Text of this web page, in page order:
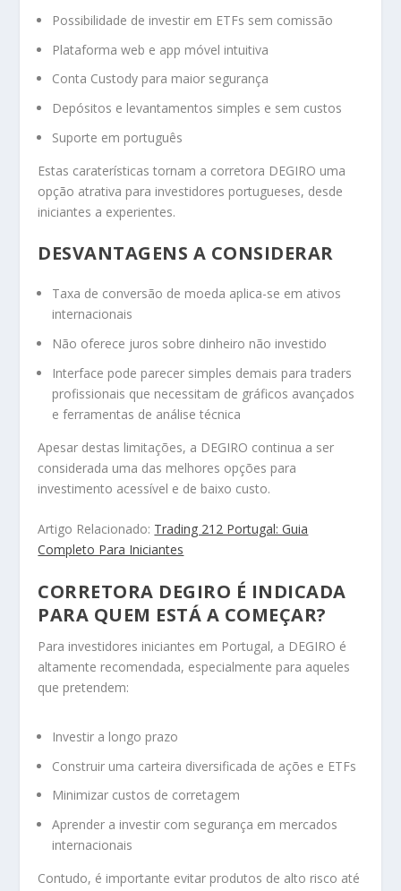
Possibilidade de investir em ETFs sem comissão
Plataforma web e app móvel intuitiva
Conta Custody para maior segurança
Depósitos e levantamentos simples e sem custos
Suporte em português
Estas caraterísticas tornam a corretora DEGIRO uma
opção atrativa para investidores portugueses, desde
iniciantes a experientes.
DESVANTAGENS A CONSIDERAR
Taxa de conversão de moeda aplica-se em ativos
internacionais
Não oferece juros sobre dinheiro não investido
Interface pode parecer simples demais para traders
profissionais que necessitam de gráficos avançados
e ferramentas de análise técnica
Apesar destas limitações, a DEGIRO continua a ser
considerada uma das melhores opções para
investimento acessível e de baixo custo.
Artigo Relacionado: Trading 212 Portugal: Guia
Completo Para Iniciantes
CORRETORA DEGIRO É INDICADA
PARA QUEM ESTÁ A COMEÇAR?
Para investidores iniciantes em Portugal, a DEGIRO é
altamente recomendada, especialmente para aqueles
que pretendem:
Investir a longo prazo
Construir uma carteira diversificada de ações e ETFs
Minimizar custos de corretagem
Aprender a investir com segurança em mercados
internacionais
Contudo, é importante evitar produtos de alto risco até